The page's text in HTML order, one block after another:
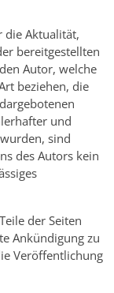
die Aktualität,
bereitgestellten
Autor, welche
beziehen, die
und
sind
des Autors kein
der Seiten
Ankündigung zu
Veröffentlichung